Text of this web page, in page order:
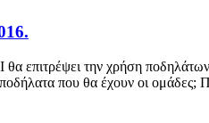
επιτρέψει την χρήση
που θα έχουν οι